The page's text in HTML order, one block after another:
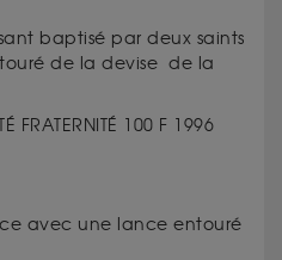
baptisé par deux saints
de la devise de la
FRATERNITÉ 100 F 1996
avec une lance entouré